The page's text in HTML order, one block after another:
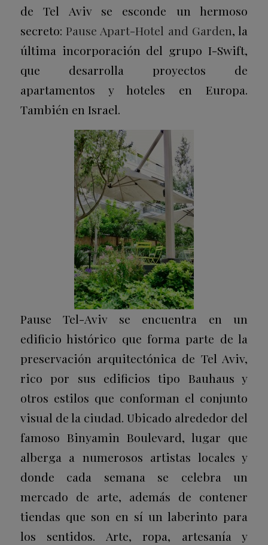
de Tel Aviv se esconde un hermoso
secreto: Pause Apart-Hotel and Garden, la
última incorporación del grupo I-Swift,
que desarrolla proyectos de
apartamentos y hoteles en Europa.
También en Israel.
Pause Tel-Aviv se encuentra en un
edificio histórico que forma parte de la
preservación arquitectónica de Tel Aviv,
rico por sus edificios tipo Bauhaus y
otros estilos que conforman el conjunto
visual de la ciudad. Ubicado alrededor del
famoso Binyamin Boulevard, lugar que
alberga a numerosos artistas locales y
donde cada semana se celebra un
mercado de arte, además de contener
tiendas que son en sí un laberinto para
los sentidos. Arte, ropa, artesanía y